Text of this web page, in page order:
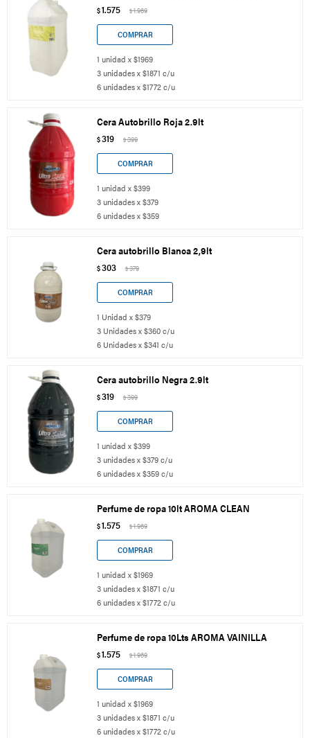
$1.575 $1.969
1 unidad x $1969
3 unidades x $1871 c/u
6 unidades x $1772 c/u
Cera Autobrillo Roja 2.9lt
$319 $399
1 unidad x $399
3 unidades x $379
6 unidades x $359
Cera autobrillo Blanca 2,9lt
$303 $379
1 Unidad x $379
3 Unidades x $360 c/u
6 Unidades x $341 c/u
Cera autobrillo Negra 2.9lt
$319 $399
1 unidad x $399
3 unidades x $379 c/u
6 unidades x $359 c/u
Perfume de ropa 10lt AROMA CLEAN
$1.575 $1.969
1 unidad x $1969
3 unidades x $1871 c/u
6 unidades x $1772 c/u
Perfume de ropa 10Lts AROMA VAINILLA
$1.575 $1.969
1 unidad x $1969
3 unidades x $1871 c/u
6 unidades x $1772 c/u